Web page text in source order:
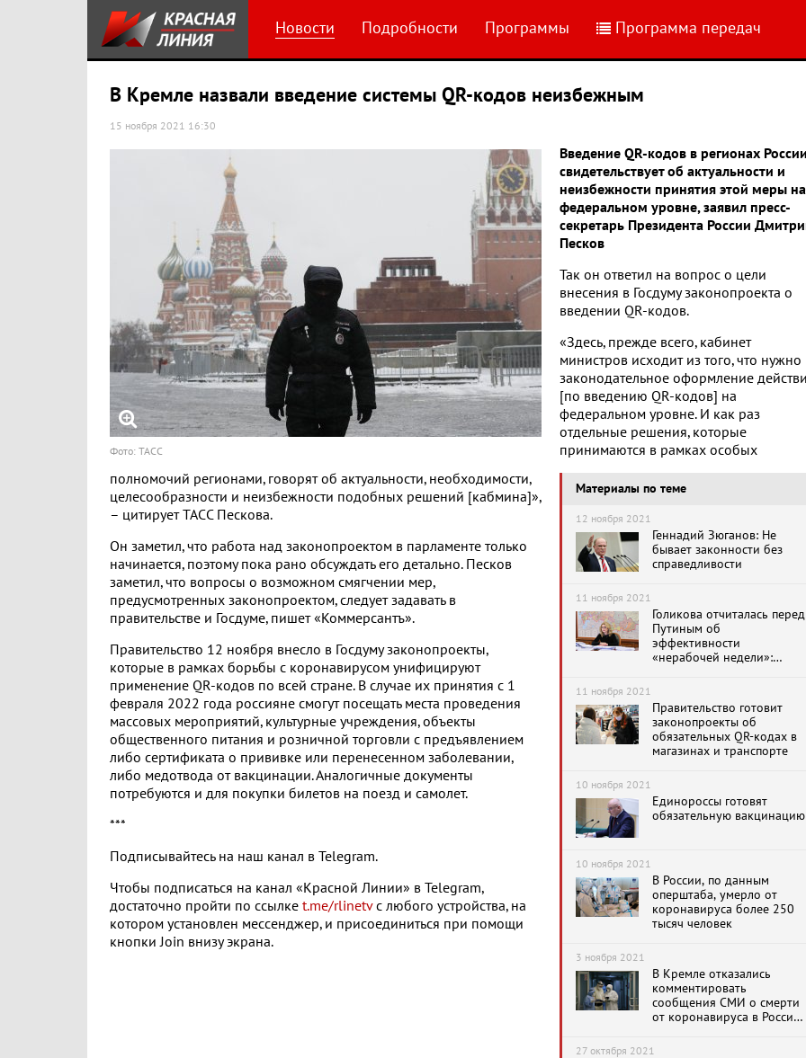
Новости Подробности Программы Программа передач
В Кремле назвали введение системы QR-кодов неизбежным
15 ноября 2021 16:30
Фото: ТАСС
Введение QR-кодов в регионах
свидетельствует об актуальности и
неизбежности принятия этой меры на
федеральном уровне, заявил пресс-
секретарь Президента России
Песков
Материалы по теме
12 ноября 2021
Геннадий Зюганов: Не
бывает законности без
справедливости
11 ноября 2021
Голикова отчиталась перед
Путиным об
эффективности
«нерабочей недели»:
11 ноября 2021
Правительство готовит
законопроекты об
обязательных QR-кодах в
магазинах и транспорте
10 ноября 2021
Единороссы готовят
обязательную вакцинацию
10 ноября 2021
В России, по данным
оперштаба, умерло от
коронавируса более 250
тысяч человек
3 ноября 2021
В Кремле отказались
комментировать
сообщения СМИ о смерти
от коронавируса в России
27 октября 2021
Так он ответил на вопрос о цели
внесения в Госдуму законопроекта о
введении QR-кодов.
«Здесь, прежде всего, кабинет
министров исходит из того, что нужно
законодательное оформление
[по введению QR-кодов] на
федеральном уровне. И как раз
отдельные решения, которые
принимаются в рамках особых
полномочий регионами, говорят об актуальности, необходимости,
целесообразности и неизбежности подобных решений [кабмина]»,
– цитирует ТАСС Пескова.
Он заметил, что работа над законопроектом в парламенте только
начинается, поэтому пока рано обсуждать его детально. Песков
заметил, что вопросы о возможном смягчении мер,
предусмотренных законопроектом, следует задавать в
правительстве и Госдуме, пишет «Коммерсантъ».
Правительство 12 ноября внесло в Госдуму законопроекты,
которые в рамках борьбы с коронавирусом унифицируют
применение QR-кодов по всей стране. В случае их принятия с 1
февраля 2022 года россияне смогут посещать места проведения
массовых мероприятий, культурные учреждения, объекты
общественного питания и розничной торговли с предъявлением
либо сертификата о прививке или перенесенном заболевании,
либо медотвода от вакцинации. Аналогичные документы
потребуются и для покупки билетов на поезд и самолет.
***
Подписывайтесь на наш канал в Telegram.
Чтобы подписаться на канал «Красной Линии» в Telegram,
достаточно пройти по ссылке t.me/rlinetvс любого устройства, на
котором установлен мессенджер, и присоединиться при помощи
кнопки Join внизу экрана.